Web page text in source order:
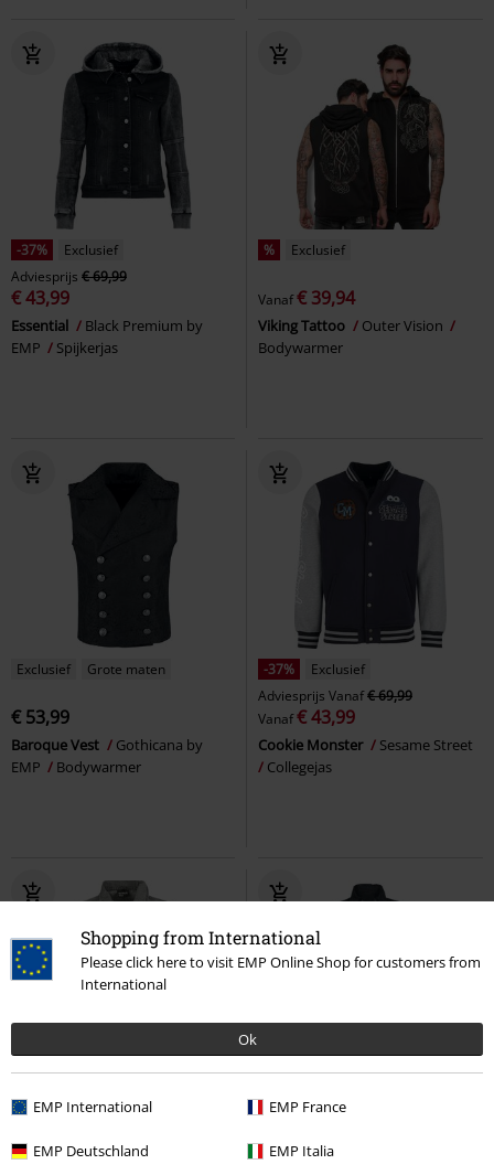
Shopping from International
Please click here to visit EMP Online Shop for customers from
International
Ok
EMP International EMP France
EMP Deutschland EMP Italia
-37%
Exclusief
Adviesprijs € 69,99
€ 43,99
Essential
Black Premium by
EMP
Spijkerjas
% Exclusief
Vanaf€ 39,94
Viking Tattoo
Outer Vision
Bodywarmer
Exclusief Grote maten
€ 53,99
Baroque Vest
Gothicana by
EMP
Bodywarmer
-37%
Exclusief
Adviesprijs Vanaf€ 69,99
Vanaf€ 43,99
Cookie Monster
Sesame Street
Collegejas
Destroyed Washed Denim Vest Diesel Punk